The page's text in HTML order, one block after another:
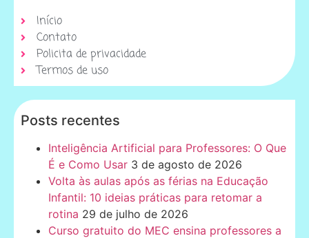
Início
Contato
Policita de privacidade
Termos de uso
Posts recentes
Inteligência Artificial para Professores: O Que
É e Como Usar 3 de agosto de 2026
Volta às aulas após as férias na Educação
Infantil: 10 ideias práticas para retomar a
rotina 29 de julho de 2026
Curso gratuito do MEC ensina professores a